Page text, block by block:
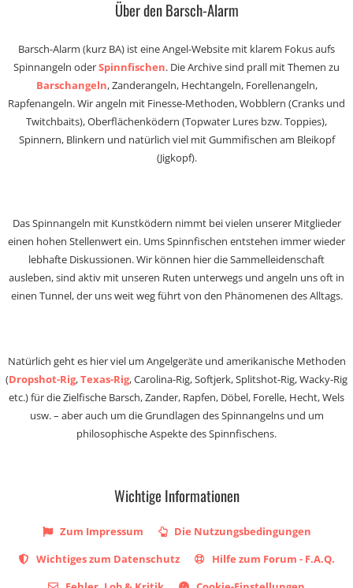
Über den Barsch-Alarm
Barsch-Alarm (kurz BA) ist eine Angel-Website mit klarem Fokus aufs
Spinnangeln oderSpinnfischen. Die Archive sind prall mit Themen zu
Barschangeln, Zanderangeln, Hechtangeln, Forellenangeln,
Rapfenangeln. Wir angeln mit Finesse-Methoden, Wobblern (Cranks und
Twitchbaits), Oberflächenködern (Topwater Lures bzw. Toppies),
Spinnern, Blinkern und natürlich viel mit Gummifischen am Bleikopf
(Jigkopf).
Das Spinnangeln mit Kunstködern nimmt bei vielen unserer Mitglieder
einen hohen Stellenwert ein. Ums Spinnfischen entstehen immer wieder
lebhafte Diskussionen. Wir können hier die Sammelleidenschaft
ausleben, sind aktiv mit unseren Ruten unterwegs und angeln uns oft in
einen Tunnel, der uns weit weg führt von den Phänomenen des Alltags.
Natürlich geht es hier viel um Angelgeräte und amerikanische Methoden
(Dropshot-Rig,Texas-Rig, Carolina-Rig, Softjerk, Splitshot-Rig, Wacky-Rig
etc.) für die Zielfische Barsch, Zander, Rapfen, Döbel, Forelle, Hecht, Wels
usw. – aber auch um die Grundlagen des Spinnangelns und um
philosophische Aspekte des Spinnfischens.
Wichtige Informationen
Zum Impressum
Die Nutzungsbedingungen
Wichtiges zum Datenschutz
Hilfe zum Forum - F.A.Q.